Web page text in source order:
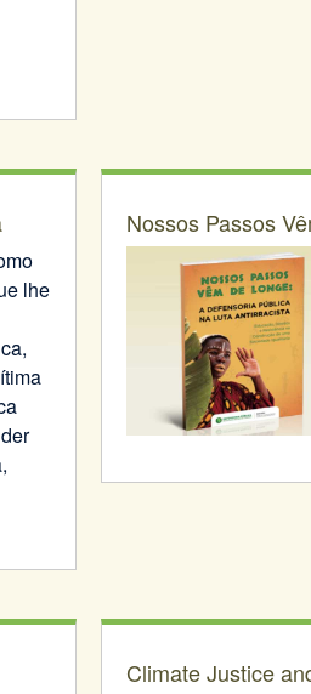
lhe
Nossos Passos
Climate Justice